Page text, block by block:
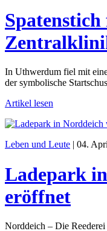
In Uthwerdum fiel mit
der symbolische
Artikel lesen
Leben und Leute | 04.
Ladepark
eröffnet
Norddeich – Die